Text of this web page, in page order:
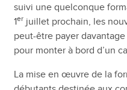
suivi une quelconque
1erjuillet prochain, les
peut-être payer
pour monter à bord d’un
La mise en œuvre de la